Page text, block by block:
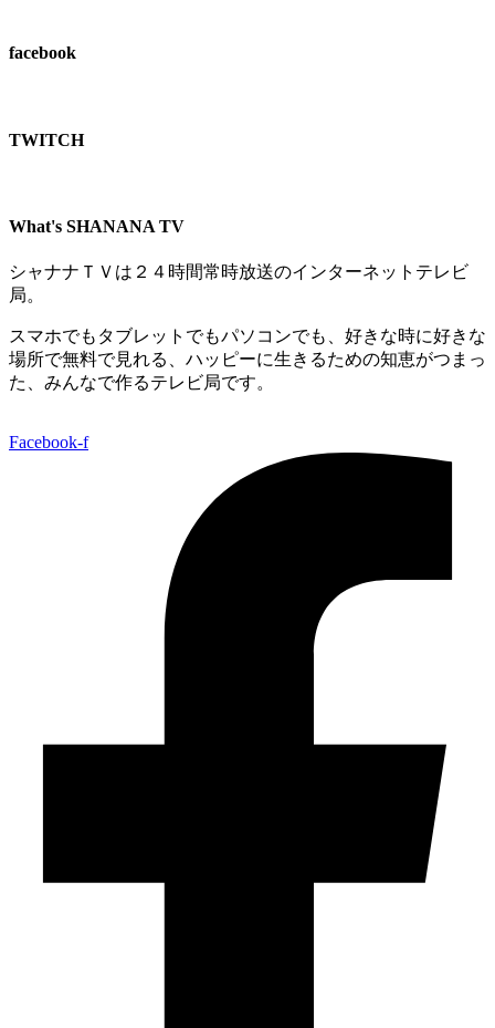
facebook
TWITCH​
What's SHANANA TV
シャナナＴＶは２４時間常時放送のインターネットテレビ
局。
スマホでもタブレットでもパソコンでも、好きな時に好きな
場所で無料で見れる、 ハッピーに生きるための知恵がつまっ
た、みんなで作るテレビ局です。
Facebook-f